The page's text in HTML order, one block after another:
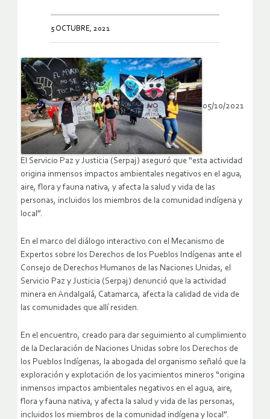
5 OCTUBRE, 2021
05/10/2021
El Servicio Paz y Justicia (Serpaj) aseguró que “esta actividad
origina inmensos impactos ambientales negativos en el agua,
aire, flora y fauna nativa, y afecta la salud y vida de las
personas, incluidos los miembros de la comunidad indígena y
local”.
En el marco del diálogo interactivo con el Mecanismo de
Expertos sobre los Derechos de los Pueblos Indígenas ante el
Consejo de Derechos Humanos de las Naciones Unidas, el
Servicio Paz y Justicia (Serpaj) denunció que la actividad
minera en Andalgalá, Catamarca, afecta la calidad de vida de
las comunidades que allí residen.
En el encuentro, creado para dar seguimiento al cumplimiento
de la Declaración de Naciones Unidas sobre los Derechos de
los Pueblos Indígenas, la abogada del organismo señaló que la
exploración y explotación de los yacimientos mineros “origina
inmensos impactos ambientales negativos en el agua, aire,
flora y fauna nativa, y afecta la salud y vida de las personas,
incluidos los miembros de la comunidad indígena y local”.